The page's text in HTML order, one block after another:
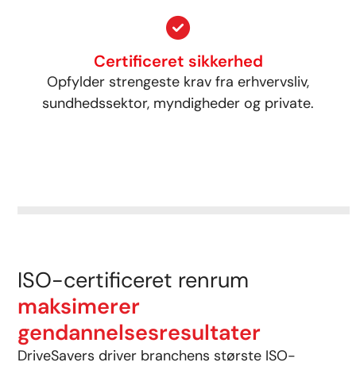
Certificeret sikkerhed
Opfylder strengeste krav fra erhvervsliv,
sundhedssektor, myndigheder og private.
ISO-certificeret renrum
maksimerer
gendannelsesresultater
DriveSavers driver branchens største ISO-